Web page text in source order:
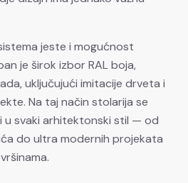
jeste i mogućnost
je širok izbor RAL boja,
uključujući imitacije drveta i
Na taj način stolarija se
u svaki arhitektonski stil — od
do ultra modernih projekata